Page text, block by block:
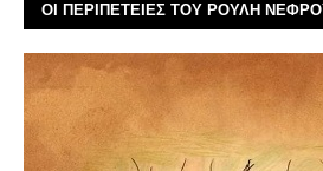
ΟΙ ΠΕΡΙΠΕΤΕΙΕΣ ΤΟΥ ΡΟΥΛΗ